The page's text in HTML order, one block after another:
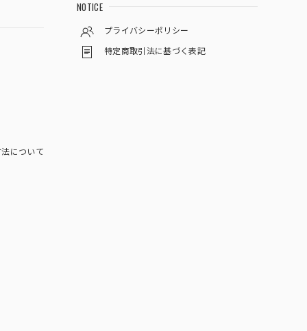
について
NOTICE
プライバシーポリシー
特定商取引法に基づく表記